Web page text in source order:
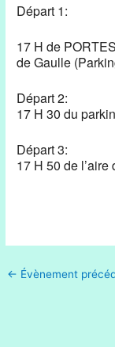
Départ 1:
17 H de
de Gaulle
Départ 2:
17 H 30 du
Départ 3:
17 H 50 de
← Évènement